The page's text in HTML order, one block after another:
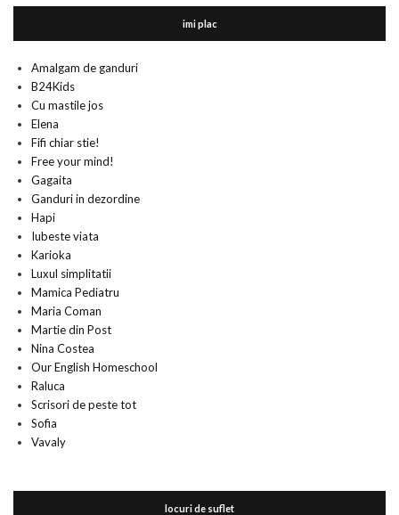
imi plac
Amalgam de ganduri
B24Kids
Cu mastile jos
Elena
Fifi chiar stie!
Free your mind!
Gagaita
Ganduri in dezordine
Hapi
Iubeste viata
Karioka
Luxul simplitatii
Mamica Pediatru
Maria Coman
Martie din Post
Nina Costea
Our English Homeschool
Raluca
Scrisori de peste tot
Sofia
Vavaly
locuri de suflet